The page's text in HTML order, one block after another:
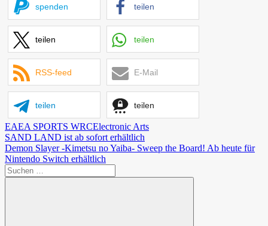
spenden teilen
teilen teilen
RSS-feed E-Mail
teilen teilen
EAEA SPORTS WRCElectronic Arts
Beitragsnavigation
Vorheriger
Beitrag:
SAND LAND ist ab sofort erhältlich
Nächster
Beitrag:
Demon Slayer -Kimetsu no Yaiba- Sweep the Board! Ab heute für
Nintendo Switch erhältlich
Suchen
nach: